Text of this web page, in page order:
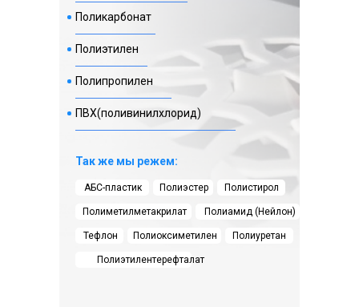
Поликарбонат
Полиэтилен
Полипропилен
ПВХ(поливинилхлорид)
Так же мы режем:
АБС-пластик Полиэстер
Полиамид (Нейлон)
Полиметилметакрилат
Полистирол
Полиуретан
Тефлон Полиоксиметилен
Полиэтилентерефталат